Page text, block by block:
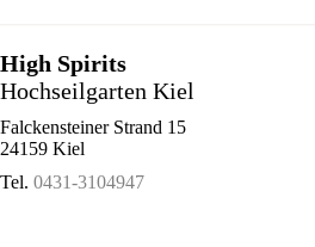
High Spirits
Hochseilgarten Kiel
Falckensteiner Strand 15
24159 Kiel
Tel. 0431-3104947